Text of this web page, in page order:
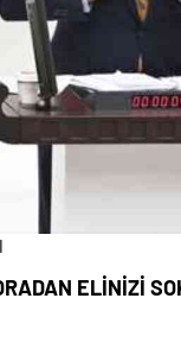
ELİNİZİ